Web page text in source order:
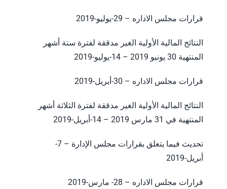
قرارات مجلس الاداره – 29-يوليو-2019
النتائج المالية الأولية الغير مدققة لفترة ستة أشهر
المنتهية 30 يونيو 2019 – 14-يوليو-2019
قرارات مجلس الاداره – 30-أبريل-2019
النتائج المالية الأولية الغير مدققة لفترة الثلاثة أشهر
المنتهية في 31 مارس 2019 – 14-أبريل-2019
تحديث فيما يتعلق بقرارات مجلس الإدارة – 7-
أبريل-2019
قرارات مجلس الاداره – 28- مارس-2019